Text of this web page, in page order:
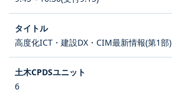
高度化ICT・建設DX・CIM最新情報(第1部)
6